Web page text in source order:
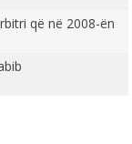
që në 2008-ën